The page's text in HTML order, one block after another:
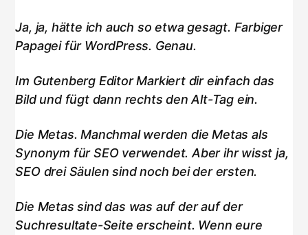
Ja, ja, hätte ich auch so etwa gesagt. Farbiger
Papagei für WordPress. Genau.
Im Gutenberg Editor Markiert dir einfach das
Bild und fügt dann rechts den Alt-Tag ein.
Die Metas. Manchmal werden die Metas als
Synonym für SEO verwendet. Aber ihr wisst ja,
SEO drei Säulen sind noch bei der ersten.
Die Metas sind das was auf der auf der
Suchresultate-Seite erscheint. Wenn eure